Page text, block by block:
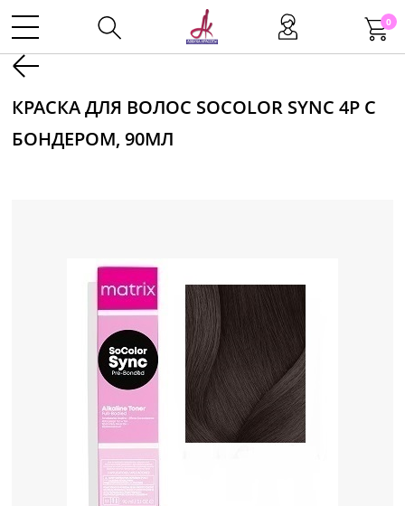
0
Инструменты
Макияж
Маникюр
Одноразовая продукция
Уход за кожей
КРАСКА ДЛЯ ВОЛОС SOCOLOR SYNC 4P С
БОНДЕРОМ, 90МЛ